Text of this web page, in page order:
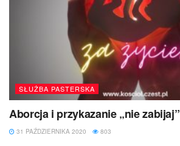
SŁUŻBA PASTERSKA
Aborcja i przykazanie „nie zabijaj”
31 PAŹDZIERNIKA 2020 803